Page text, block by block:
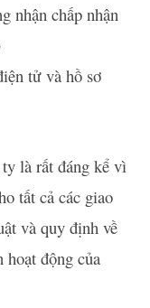
nhận chấp nhận
tử và hồ sơ
là rất đáng kể vì
tất cả các giao
và quy định về
hoạt động của